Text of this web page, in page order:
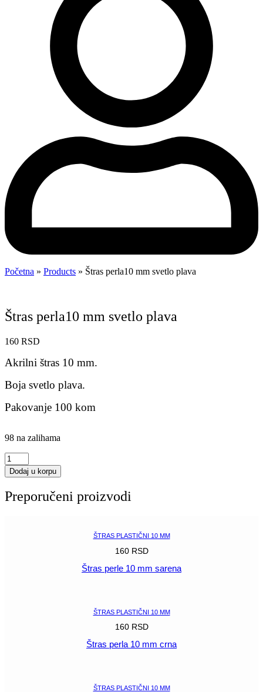
Početna » Products » Štras perla10 mm svetlo plava
Štras perla10 mm svetlo plava
160 RSD
Akrilni štras 10 mm.
Boja svetlo plava.
Pakovanje 100 kom
98 na zalihama
Štras
perla10
mm
plava
Dodaj u korpu
Preporučeni proizvodi
ŠTRAS PLASTIČNI 10 MM
160 RSD
Štras perle 10 mm sarena
ŠTRAS PLASTIČNI 10 MM
160 RSD
Štras perla 10 mm crna
ŠTRAS PLASTIČNI 10 MM